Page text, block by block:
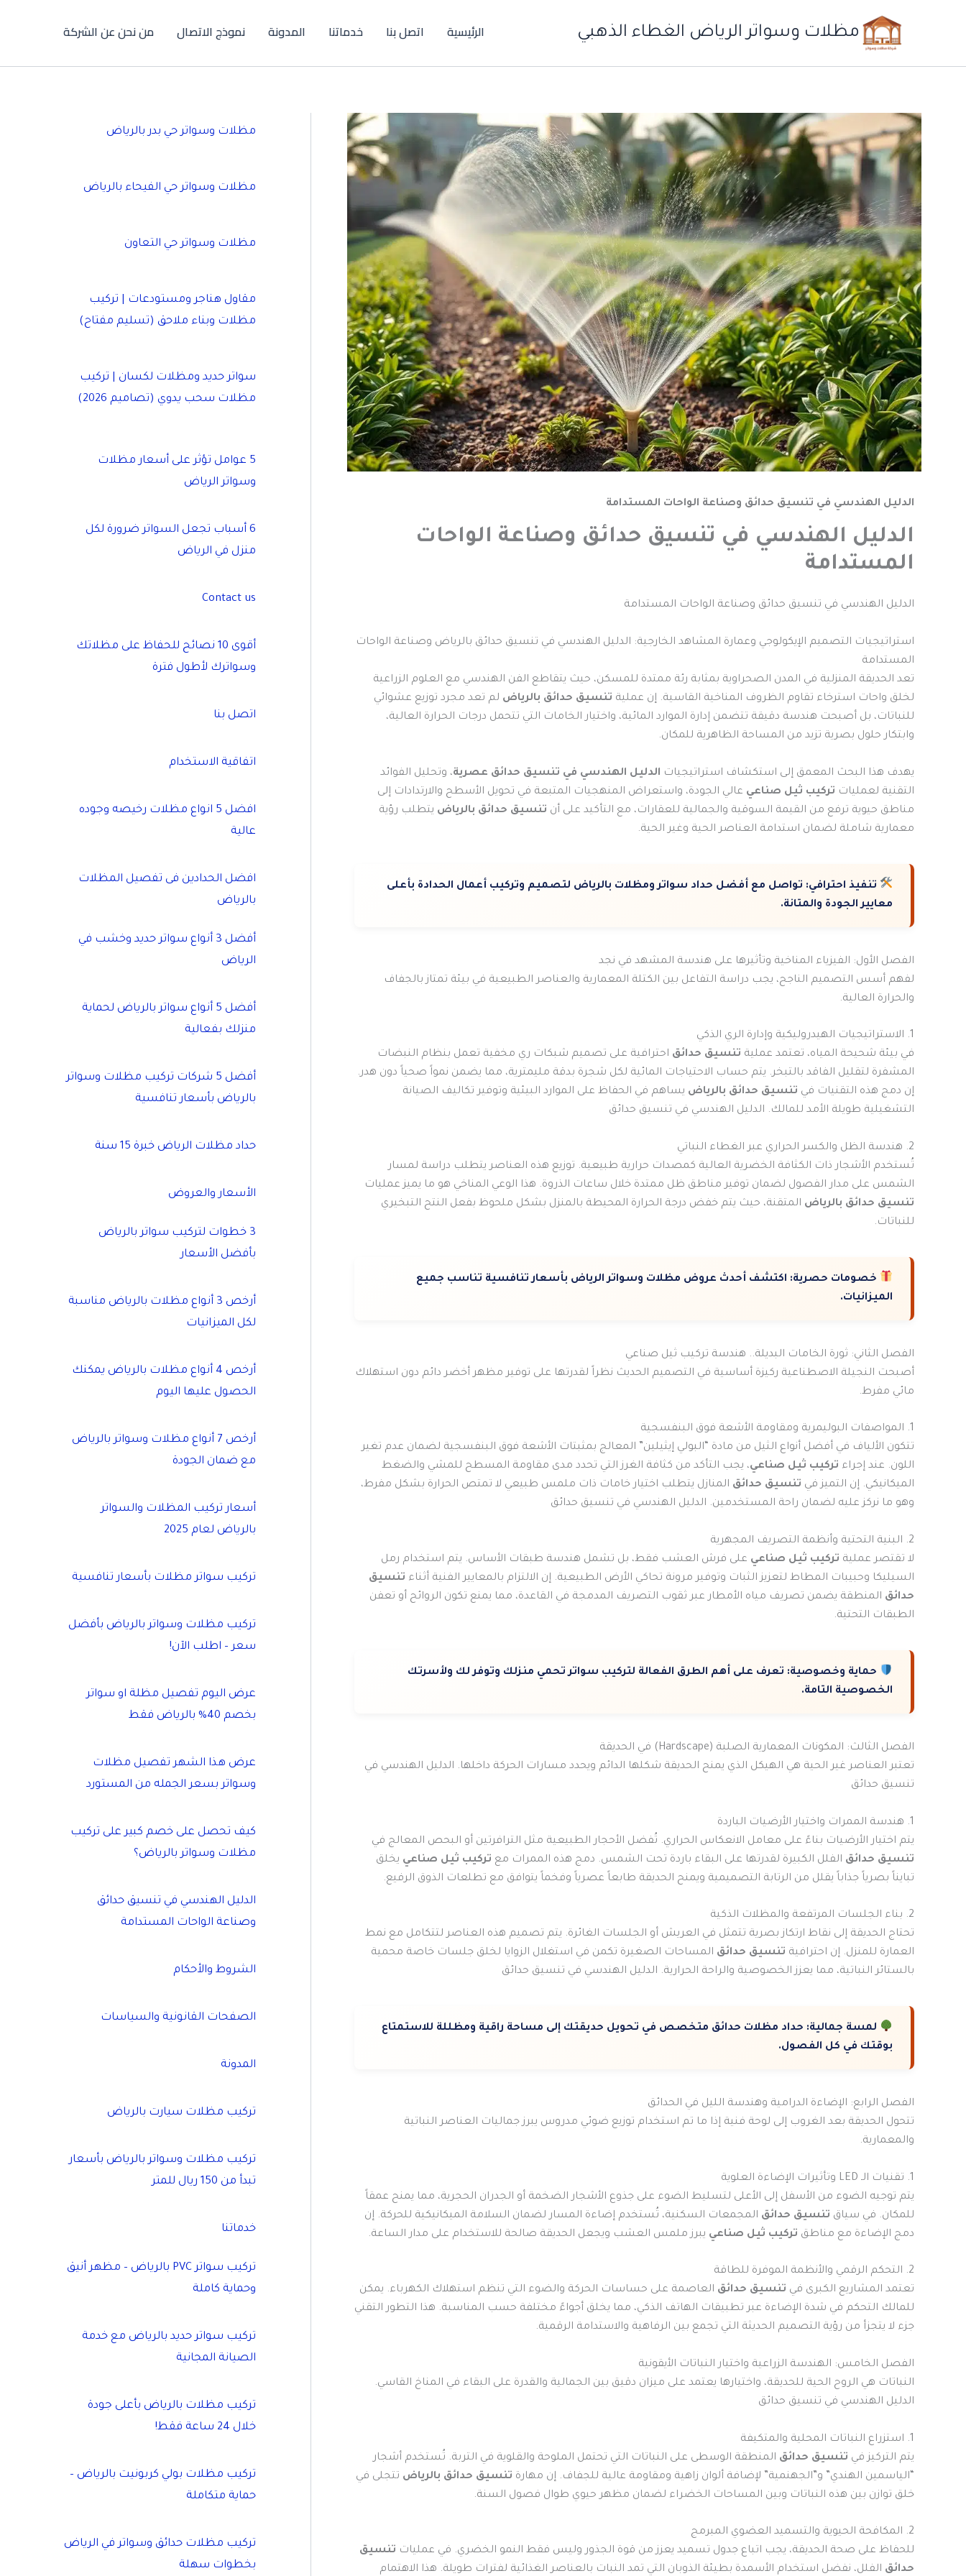
مظلات وسواتر الرياض الغطاء الذهبي الرئيسية اتصل بنا خدماتنا المدونة نموذج الاتصال من نحن عن الشركة
الدليل الهندسي في تنسيق حدائق وصناعة الواحات المستدامة
الدليل الهندسي في تنسيق حدائق وصناعة الواحات
المستدامة
الدليل الهندسي في تنسيق حدائق وصناعة الواحات المستدامة
استراتيجيات التصميم الإيكولوجي وعمارة المشاهد الخارجية: الدليل الهندسي في تنسيق حدائق بالرياض وصناعة الواحات
المستدامة
تعد الحديقة المنزلية في المدن الصحراوية بمثابة رئة ممتدة للمسكن، حيث يتقاطع الفن الهندسي مع العلوم الزراعية
لخلق واحات استرخاء تقاوم الظروف المناخية القاسية. إن عملية تنسيق حدائق بالرياض لم تعد مجرد توزيع عشوائي
للنباتات، بل أصبحت هندسة دقيقة تتضمن إدارة الموارد المائية، واختيار الخامات التي تتحمل درجات الحرارة العالية،
وابتكار حلول بصرية تزيد من المساحة الظاهرية للمكان.
يهدف هذا البحث المعمق إلى استكشاف استراتيجيات الدليل الهندسي في تنسيق حدائق عصرية، وتحليل الفوائد
التقنية لعمليات تركيب ثيل صناعي عالي الجودة، واستعراض المنهجيات المتبعة في تحويل الأسطح والارتدادات إلى
مناطق حيوية ترفع من القيمة السوقية والجمالية للعقارات، مع التأكيد على أن تنسيق حدائق بالرياض يتطلب رؤية
معمارية شاملة لضمان استدامة العناصر الحية وغير الحية.
تنفيذ احترافي: تواصل مع أفضل حداد سواتر ومظلات بالرياض لتصميم وتركيب أعمال الحدادة بأعلى
معايير الجودة والمتانة.
الفصل الأول: الفيزياء المناخية وتأثيرها على هندسة المشهد في نجد
لفهم أسس التصميم الناجح، يجب دراسة التفاعل بين الكتلة المعمارية والعناصر الطبيعية في بيئة تمتاز بالجفاف
والحرارة العالية.
1. الاستراتيجيات الهيدروليكية وإدارة الري الذكي
في بيئة شحيحة المياه، تعتمد عملية تنسيق حدائق احترافية على تصميم شبكات ري مخفية تعمل بنظام النبضات
المشفرة لتقليل الفاقد بالتبخر. يتم حساب الاحتياجات المائية لكل شجرة بدقة مليمترية، مما يضمن نمواً صحياً دون هدر.
إن دمج هذه التقنيات في تنسيق حدائق بالرياض يساهم في الحفاظ على الموارد البيئية وتوفير تكاليف الصيانة
التشغيلية طويلة الأمد للمالك. الدليل الهندسي في تنسيق حدائق
2. هندسة الظل والكسر الحراري عبر الغطاء النباتي
تُستخدم الأشجار ذات الكثافة الخضرية العالية كمصدات حرارية طبيعية. توزيع هذه العناصر يتطلب دراسة لمسار
الشمس على مدار الفصول لضمان توفير مناطق ظل ممتدة خلال ساعات الذروة. هذا الوعي المناخي هو ما يميز عمليات
تنسيق حدائق بالرياض المتقنة، حيث يتم خفض درجة الحرارة المحيطة بالمنزل بشكل ملحوظ بفعل النتح التبخيري
للنباتات.
خصومات حصرية: اكتشف أحدث عروض مظلات وسواتر الرياض بأسعار تنافسية تناسب جميع
الميزانيات.
الفصل الثاني: ثورة الخامات البديلة.. هندسة تركيب ثيل صناعي
أصبحت النجيلة الاصطناعية ركيزة أساسية في التصميم الحديث نظراً لقدرتها على توفير مظهر أخضر دائم دون استهلاك
مائي مفرط.
1. المواصفات البوليمرية ومقاومة الأشعة فوق البنفسجية
تتكون الألياف في أفضل أنواع الثيل من مادة “البولي إيثيلين” المعالج بمثبتات الأشعة فوق البنفسجية لضمان عدم تغير
اللون. عند إجراء تركيب ثيل صناعي، يجب التأكد من كثافة الغرز التي تحدد مدى مقاومة المسطح للمشي والضغط
الميكانيكي. إن التميز في تنسيق حدائق المنازل يتطلب اختيار خامات ذات ملمس طبيعي لا تمتص الحرارة بشكل مفرط،
وهو ما نركز عليه لضمان راحة المستخدمين. الدليل الهندسي في تنسيق حدائق
2. البنية التحتية وأنظمة التصريف المجهرية
لا تقتصر عملية تركيب ثيل صناعي على فرش العشب فقط، بل تشمل هندسة طبقات الأساس. يتم استخدام رمل
السيليكا وحبيبات المطاط لتعزيز الثبات وتوفير مرونة تحاكي الأرض الطبيعية. إن الالتزام بالمعايير الفنية أثناء تنسيق
حدائق المنطقة يضمن تصريف مياه الأمطار عبر ثقوب التصريف المدمجة في القاعدة، مما يمنع تكون الروائح أو تعفن
الطبقات التحتية.
حماية وخصوصية: تعرف على أهم الطرق الفعالة لتركيب سواتر تحمي منزلك وتوفر لك ولأسرتك
الخصوصية التامة.
الفصل الثالث: المكونات المعمارية الصلبة (Hardscape) في الحديقة
تعتبر العناصر غير الحية هي الهيكل الذي يمنح الحديقة شكلها الدائم ويحدد مسارات الحركة داخلها. الدليل الهندسي في
تنسيق حدائق
1. هندسة الممرات واختيار الأرضيات الباردة
يتم اختيار الأرضيات بناءً على معامل الانعكاس الحراري. تُفضل الأحجار الطبيعية مثل الترافرتين أو البحص المعالج في
تنسيق حدائق الفلل الكبيرة لقدرتها على البقاء باردة تحت الشمس. دمج هذه الممرات مع تركيب ثيل صناعي يخلق
تبايناً بصرياً جذاباً يقلل من الرتابة التصميمية ويمنح الحديقة طابعاً عصرياً وفخماً يتوافق مع تطلعات الذوق الرفيع.
2. بناء الجلسات المرتفعة والمظلات الذكية
تحتاج الحديقة إلى نقاط ارتكاز بصرية تتمثل في العريش أو الجلسات الغائرة. يتم تصميم هذه العناصر لتتكامل مع نمط
العمارة للمنزل. إن احترافية تنسيق حدائق المساحات الصغيرة تكمن في استغلال الزوايا لخلق جلسات خاصة محمية
بالستائر النباتية، مما يعزز الخصوصية والراحة الحرارية. الدليل الهندسي في تنسيق حدائق
لمسة جمالية: حداد مظلات حدائق متخصص في تحويل حديقتك إلى مساحة راقية ومظللة للاستمتاع
بوقتك في كل الفصول.
الفصل الرابع: الإضاءة الدرامية وهندسة الليل في الحدائق
تتحول الحديقة بعد الغروب إلى لوحة فنية إذا ما تم استخدام توزيع ضوئي مدروس يبرز جماليات العناصر النباتية
والمعمارية.
1. تقنيات الـ LED وتأثيرات الإضاءة العلوية
يتم توجيه الضوء من الأسفل إلى الأعلى لتسليط الضوء على جذوع الأشجار الضخمة أو الجدران الحجرية، مما يمنح عمقاً
للمكان. في سياق تنسيق حدائق المجمعات السكنية، تُستخدم إضاءة المسار لضمان السلامة الميكانيكية للحركة. إن
دمج الإضاءة مع مناطق تركيب ثيل صناعي يبرز ملمس العشب ويجعل الحديقة صالحة للاستخدام على مدار الساعة.
2. التحكم الرقمي والأنظمة الموفرة للطاقة
تعتمد المشاريع الكبرى في تنسيق حدائق العاصمة على حساسات الحركة والضوء التي تنظم استهلاك الكهرباء. يمكن
للمالك التحكم في شدة الإضاءة عبر تطبيقات الهاتف الذكي، مما يخلق أجواءً مختلفة حسب المناسبة. هذا التطور التقني
جزء لا يتجزأ من رؤية التصميم الحديثة التي تجمع بين الرفاهية والاستدامة الرقمية.
الفصل الخامس: الهندسة الزراعية واختيار النباتات الأيقونية
النباتات هي الروح الحية للحديقة، واختيارها يعتمد على ميزان دقيق بين الجمالية والقدرة على البقاء في المناخ القاسي.
الدليل الهندسي في تنسيق حدائق
1. استزراع النباتات المحلية والمتكيفة
يتم التركيز في تنسيق حدائق المنطقة الوسطى على النباتات التي تحتمل الملوحة والقلوية في التربة. تُستخدم أشجار
“الياسمين الهندي” و”الجهنمية” لإضافة ألوان زاهية ومقاومة عالية للجفاف. إن مهارة تنسيق حدائق بالرياض تتجلى في
خلق توازن بين هذه النباتات وبين المساحات الخضراء لضمان مظهر حيوي طوال فصول السنة.
2. المكافحة الحيوية والتسميد العضوي المبرمج
للحفاظ على صحة الحديقة، يجب اتباع جدول تسميد يعزز من قوة الجذور وليس فقط النمو الخضري. في عمليات تنسيق
حدائق الفلل، نفضل استخدام الأسمدة بطيئة الذوبان التي تمد النبات بالعناصر الغذائية لفترات طويلة. هذا الاهتمام
مظلات وسواتر حي بدر بالرياض
مظلات وسواتر حي الفيحاء بالرياض
مظلات وسواتر حي التعاون
مقاول هناجر ومستودعات | تركيب
مظلات وبناء ملاحق (تسليم مفتاح)
سواتر حديد ومظلات لكسان | تركيب
مظلات سحب يدوي (تصاميم 2026)
5 عوامل تؤثر على أسعار مظلات
وسواتر الرياض
6 أسباب تجعل السواتر ضرورة لكل
منزل في الرياض
Contact us
أقوى 10 نصائح للحفاظ على مظلاتك
وسواترك لأطول فترة
اتصل بنا
اتفاقية الاستخدام
افضل 5 انواع مظلات رخيصه وجوده
عالية
افضل الحدادين فى تفصيل المظلات
بالرياض
أفضل 3 أنواع سواتر حديد وخشب في
الرياض
أفضل 5 أنواع سواتر بالرياض لحماية
منزلك بفعالية
أفضل 5 شركات تركيب مظلات وسواتر
بالرياض بأسعار تنافسية
حداد مظلات الرياض خبرة 15 سنة
الأسعار والعروض
3 خطوات لتركيب سواتر بالرياض
بأفضل الأسعار
أرخص 3 أنواع مظلات بالرياض مناسبة
لكل الميزانيات
أرخص 4 أنواع مظلات بالرياض يمكنك
الحصول عليها اليوم
أرخص 7 أنواع مظلات وسواتر بالرياض
مع ضمان الجودة
أسعار تركيب المظلات والسواتر
بالرياض لعام 2025
تركيب سواتر مظلات بأسعار تنافسية
تركيب مظلات وسواتر بالرياض بأفضل
سعر – اطلب الآن!
عرض اليوم تفصيل مظلة او سواتر
بخصم 40% بالرياض فقط
عرض هذا الشهر تفصيل مظلات
وسواتر بسعر الجمله من المستورد
كيف تحصل على خصم كبير على تركيب
مظلات وسواتر بالرياض؟
الدليل الهندسي في تنسيق حدائق
وصناعة الواحات المستدامة
الشروط والأحكام
الصفحات القانونية والسياسات
المدونة
تركيب مظلات سيارت بالرياض
تركيب مظلات وسواتر بالرياض بأسعار
تبدأ من 150 ريال للمتر
خدماتنا
تركيب سواتر PVC بالرياض – مظهر أنيق
وحماية كاملة
تركيب سواتر حديد بالرياض مع خدمة
الصيانة المجانية
تركيب مظلات بالرياض بأعلى جودة
خلال 24 ساعة فقط!
تركيب مظلات بولي كربونيت بالرياض –
حماية متكاملة
تركيب مظلات حدائق وسواتر في الرياض
بخطوات سهلة